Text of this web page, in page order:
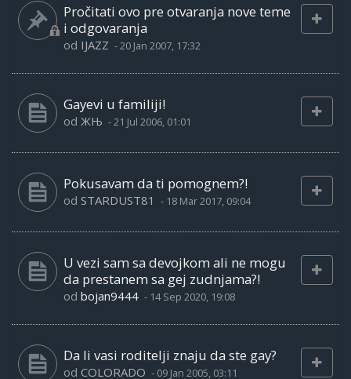
Pročitati ovo pre otvaranja nove teme
i odgovaranja
od IJAZZ -20 Jan 2007, 17:32
Gayevi u familiji!
od ЖЊ -21 Jul 2006, 01:01
Pokusavam da ti pomognem?!
od STARDUST81 - 18 Mar 2017, 09:04
U vezi sam sa devojkom ali ne mogu
da prestanem sa gej zudnjama?!
od bojan9444 - 14 Sep 2020, 19:08
Da li vasi roditelji znaju da ste gay?
od COLORADO - 09 Jan 2005, 03:11